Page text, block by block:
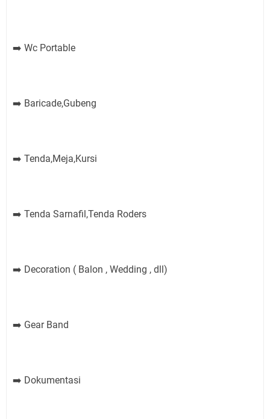
➡️ Wc Portable
➡️ Baricade,Gubeng
➡️ Tenda,Meja,Kursi
➡️ Tenda Sarnafil,Tenda Roders
➡️ Decoration ( Balon , Wedding , dll)
➡️ Gear Band
➡️ Dokumentasi